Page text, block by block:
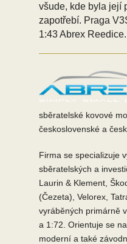
všude, kde byla její
zapotřebí. Praga
1:43 Abrex Reedice.
sběratelské kovové
československé a
Firma se specializuje
sběratelských a
Laurin & Klement,
(Čezeta), Velorex,
vyráběných primárně
a 1:72. Orientuje se
moderní a také